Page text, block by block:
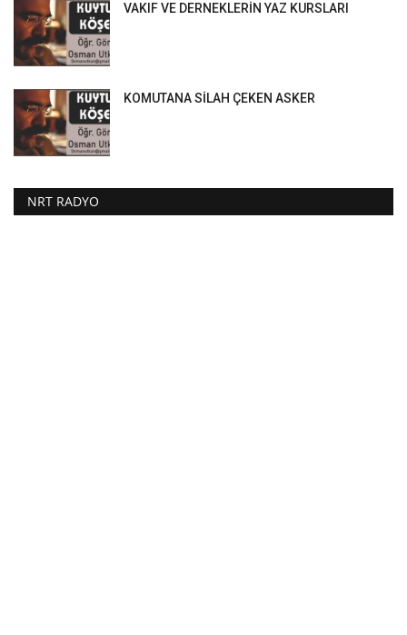
VAKIF VE DERNEKLERİN YAZ KURSLARI
KOMUTANA SİLAH ÇEKEN ASKER
NRT RADYO